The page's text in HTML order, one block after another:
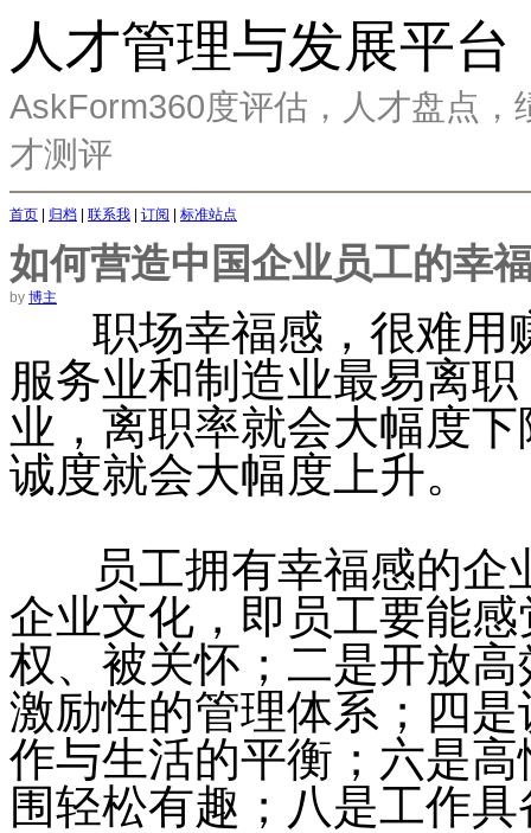
人才管理与发展平台
AskForm360度评估，人才盘点
才测评
首页 归档 联系我 订阅 标准站点
如何营造中国企业员工的幸
by 博主
职场幸福感，很难用
服务业和制造业最易离
业，离职率就会大幅度
诚度就会大幅度上升。
员工拥有幸福感的企
企业文化，即员工要能
权、被关怀；二是开放
激励性的管理体系；四
作与生活的平衡；六是
围轻松有趣；八是工作